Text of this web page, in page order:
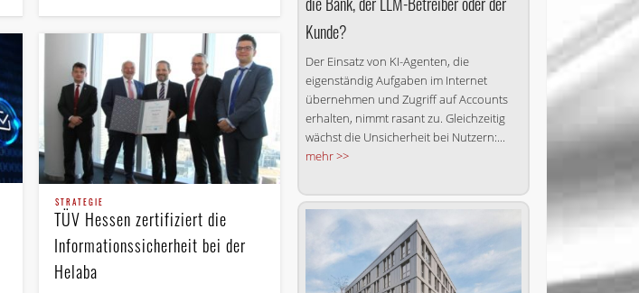
STRATEGIE
TÜV Hessen zertifiziert die
Informationssicherheit bei der
Helaba
Kunde?
Der Einsatz von KI-Agenten, die
eigenständig Aufgaben im Internet
übernehmen und Zugriff auf Accounts
erhalten, nimmt rasant zu. Gleichzeitig
wächst die Unsicherheit bei Nutzern:...
mehr >>